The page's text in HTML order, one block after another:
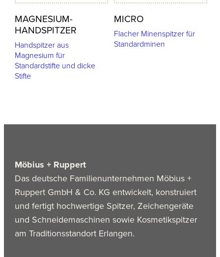
MAGNESIUM-
HANDSPITZER
Handspitzer aus
Magnesium für
Standardstifte und dicke
Stifte
MICRO
Flacher Minenspitzer für
Standardminen
Möbius + Ruppert
Das deutsche Familienunternehmen Möbius +
Ruppert GmbH & Co. KG entwickelt, konstruiert
und fertigt hochwertige Spitzer, Zeichengeräte
und Schneidemaschinen sowie Kosmetikspitzer
am Traditionsstandort Erlangen.